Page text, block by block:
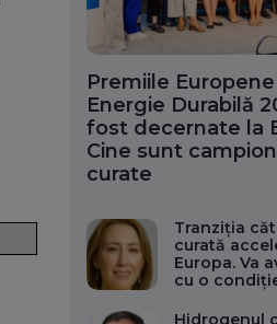
Premiile
Energie Durabilă
fost decernate la
Cine sunt
curate
Tranziția
curată
Europa. Va
cu o
Hidrogenul